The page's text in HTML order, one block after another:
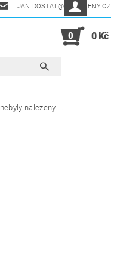
JAN.DOSTAL@CHCIPLENY.CZ
0 0 Kč
nebyly nalezeny....